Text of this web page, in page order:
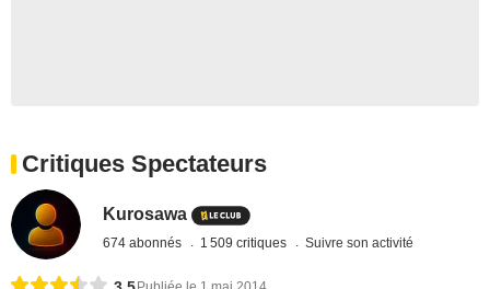
Critiques Spectateurs
Kurosawa
674 abonnés 1 509 critiques Suivre son activité